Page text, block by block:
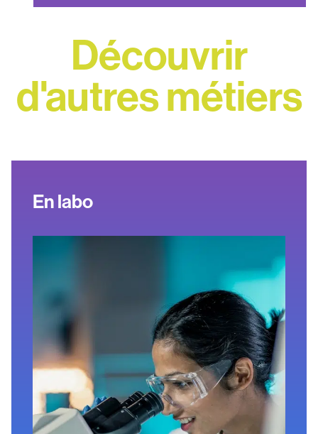
Découvrir
d'autres métiers
En labo